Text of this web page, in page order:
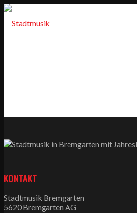
KONTAKT
Stadtmusik Bremgarten
5620 Bremgarten AG